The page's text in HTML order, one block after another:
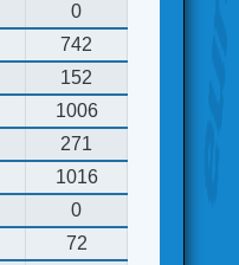
0
742
152
1006
271
1016
0
72